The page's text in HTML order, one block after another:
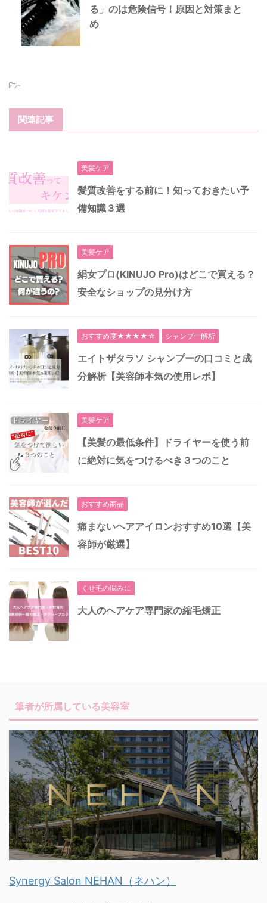
る」のは危険信号！原因と対策まと
め
-
関連記事
美髪ケア
髪質改善をする前に！知っておきたい予
備知識３選
美髪ケア
絹女プロ(KINUJO Pro)はどこで買える？
安全なショップの見分け方
おすすめ度★★★★☆ シャンプー解析
エイトザタラソ シャンプーの口コミと成
分解析【美容師本気の使用レポ】
美髪ケア
【美髪の最低条件】ドライヤーを使う前
に絶対に気をつけるべき３つのこと
おすすめ商品
痛まないヘアアイロンおすすめ10選【美
容師が厳選】
くせ毛の悩みに
大人のヘアケア専門家の縮毛矯正
筆者が所属している美容室
Synergy Salon NEHAN（ネハン）